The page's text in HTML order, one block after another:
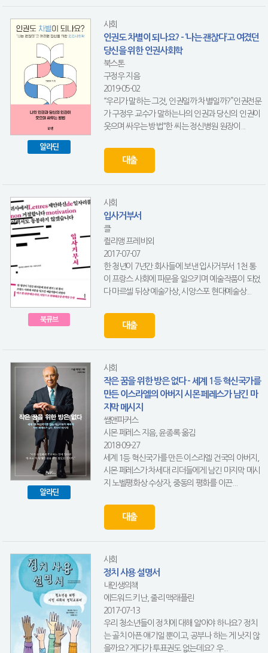
알라딘
사회
인권도 차별이 되나요? - ‘나는 괜찮다’고 여겼던
당신을 위한 인권사회학
북스톤
구정우 지음
2019-05-02
“우리가 말하는 그것, 인권일까 차별일까?”인권전문
가 구정우 교수가 말하는나의 인권과 당신의 인권이
웃으며 싸우는 방법“한 씨는 정신병원 원장이...
대출
북큐브
사회
입사거부서
클
쥘리앵 프레비외
2017-07-07
한 청년이 7년간 회사들에 보낸 입사거부서 1천 통
이 프랑스 사회에 파문을 일으키며 예술작품이 되었
다 마르셀 뒤샹 예술가상, 시앙스포 현대예술상...
대출
알라딘
사회
작은 꿈을 위한 방은 없다 - 세계 1등 혁신국가를
만든 이스라엘의 아버지 시몬 페레스가 남긴 마
지막 메시지
쌤앤파커스
시몬 페레스 지음, 윤종록 옮김
2018-09-27
세계 1등 혁신국가를 만든 이스라엘 건국의 아버지,
시몬 페레스가 차세대 리더들에게 남긴 마지막 메시
지 노벨평화상 수상자, 중동의 평화를 이끈...
대출
사회
정치 사용 설명서
내인생의책
에드워드 키난, 줄리 맥래플린
2017-07-13
우리 청소년들이 정치에 대해 알아야 하나요? 정치
는 골치 아픈 얘기일 뿐이고, 공부나 하는 게 낫지 않
을까요? 게다가 투표권도 없는데요? 우...